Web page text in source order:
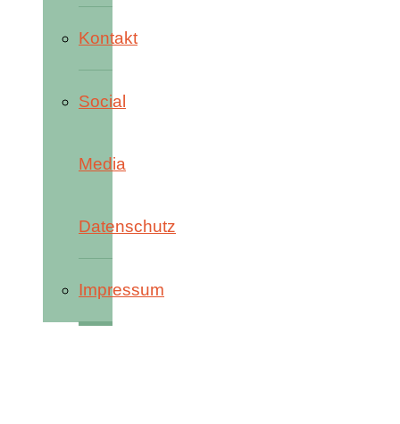
Kontakt
Social
Media
Datenschutz
Impressum